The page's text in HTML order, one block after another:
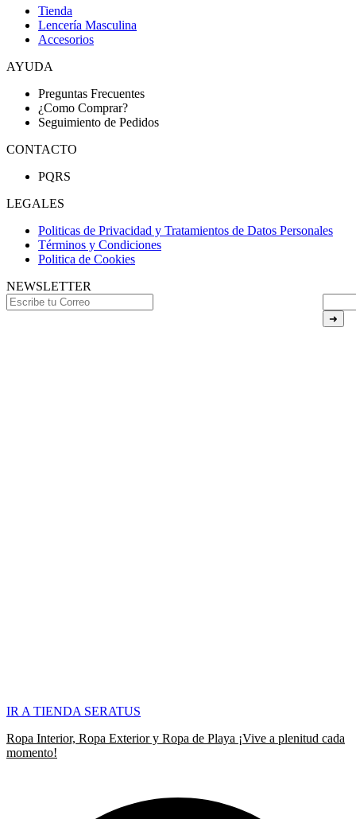
Tienda
Lencería Masculina
Accesorios
AYUDA
Preguntas Frecuentes
¿Como Comprar?
Seguimiento de Pedidos
CONTACTO
PQRS
LEGALES
Politicas de Privacidad y Tratamientos de Datos Personales
Términos y Condiciones
Politica de Cookies
NEWSLETTER
➜
IR A TIENDA SERATUS
Ropa Interior, Ropa Exterior y Ropa de Playa ¡Vive a plenitud cada
momento!